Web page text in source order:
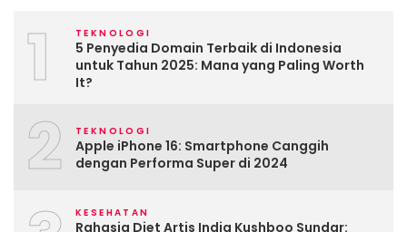
1 TEKNOLOGI
5 Penyedia Domain Terbaik di Indonesia
untuk Tahun 2025: Mana yang Paling Worth
It?
2 TEKNOLOGI
Apple iPhone 16: Smartphone Canggih
dengan Performa Super di 2024
KESEHATAN
Rahasia Diet Artis India Kushboo Sundar: